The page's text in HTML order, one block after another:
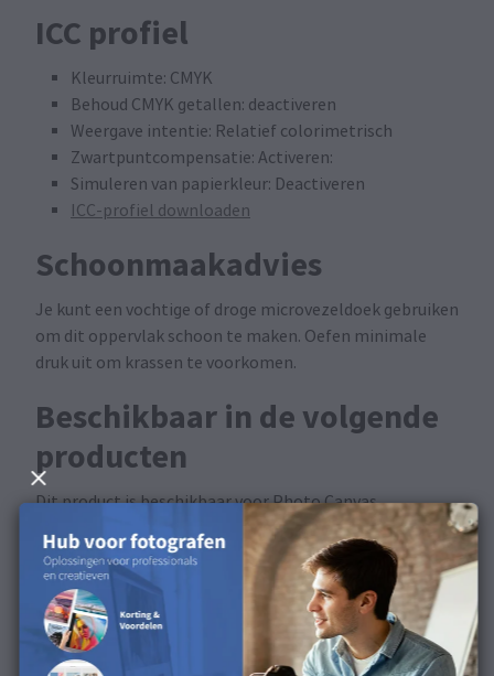
ICC profiel
Kleurruimte: CMYK
Behoud CMYK getallen: deactiveren
Weergave intentie: Relatief colorimetrisch
Zwartpuntcompensatie: Activeren:
Simuleren van papierkleur: Deactiveren
ICC-profiel downloaden
Schoonmaakadvies
Je kunt een vochtige of droge microvezeldoek gebruiken
om dit oppervlak schoon te maken. Oefen minimale
druk uit om krassen te voorkomen.
Beschikbaar in de volgende
producten
Dit product is beschikbaar voor Photo Canvas.
Ontdek het oppervlak in
onze productvideo